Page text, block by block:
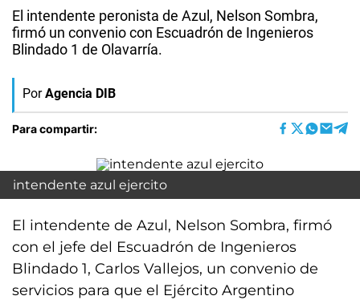
El intendente peronista de Azul, Nelson Sombra,
firmó un convenio con Escuadrón de Ingenieros
Blindado 1 de Olavarría.
Por Agencia DIB
Para compartir:
intendente azul ejercito
El intendente de Azul, Nelson Sombra, firmó
con el jefe del Escuadrón de Ingenieros
Blindado 1, Carlos Vallejos, un convenio de
servicios para que el Ejército Argentino